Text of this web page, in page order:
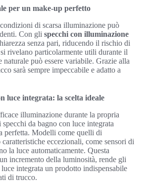
per un make-up perfetto
di scarsa illuminazione può
Con gli specchi con illuminazione
senza pari, riducendo il rischio di
rivelano particolarmente utili durante il
naturale può essere variabile. Grazie alla
sarà sempre impeccabile e adatto a
luce integrata: la scelta ideale
illuminazione durante la propria
da bagno con luce integrata
perfetta. Modelli come quelli di
eccezionali, come sensori di
la luce automaticamente. Questa
incremento della luminosità, rende gli
integrata un prodotto indispensabile
di trucco.